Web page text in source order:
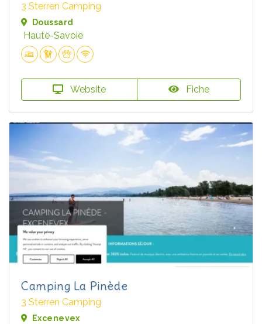
3 Sterren Camping
Doussard
Haute-Savoie
Website Fiche
Camping La Pinède
3 Sterren Camping
Excenevex